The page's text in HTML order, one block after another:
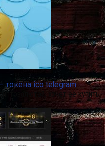
токена ico telegram
хочет ее купить.